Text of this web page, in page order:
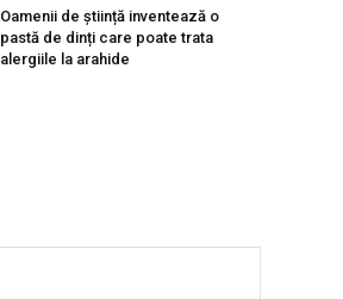
Oamenii de știință inventează o
pastă de dinți care poate trata
alergiile la arahide